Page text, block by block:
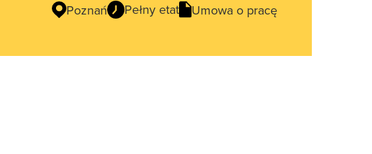
Poznań Pełny etat Umowa o pracę